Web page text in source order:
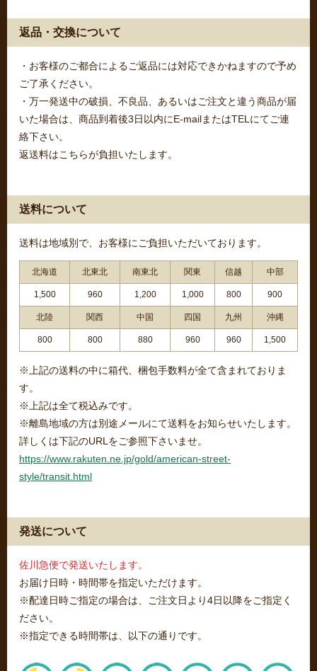
返品・交換について
・お客様のご都合によるご返品には対応できかねますので予め
ご了承ください。
・万一発送中の破損、不良品、あるいはご注文と違う商品が届
いた場合は、商品到着後3日以内にE-mailまたはTELにてご連
絡下さい。
返送料はこちらが負担いたします。
送料について
送料は地域別で、お客様にご負担いただいております。
北海道 北東北 南東北 関東 信越 中部
1,500 960 1,200 1,000 800 900
北陸 関西 中国 四国 九州 沖縄
800 800 880 960 960 1,500
※上記の送料の中に箱代、梱包手数料が全て含まれておりま
す。
※上記は全て税込みです。
※離島地域の方は別途メールにて送料をお知らせいたします。
詳しくは下記のURLをご参照下さいませ。
https://www.rakuten.ne.jp/gold/american-street-
style/transit.html
発送について
佐川急便で発送いたします。
お届け日時・時間帯を指定いただけます。
※配達日時ご指定の場合は、ご注文日より4日以降をご指定く
ださい。
※指定できる時間帯は、以下の通りです。